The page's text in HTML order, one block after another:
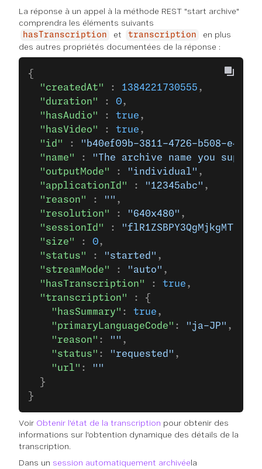
La réponse à un appel à la méthode REST "start archive"
comprendra les éléments suivants
hasTranscription et transcription
en plus
des autres propriétés documentées de la réponse :
{
  "createdAt"
: 1384221730555 ,
  "duration"
: 0,
  "hasAudio"
: true ,
  "hasVideo"
: true ,
  "id"
:
"b40ef09b-3811-4726-b508-
  "name"
:
"The archive name you
  "outputMode"
: "individual" ,
  "applicationId"
: "12345abc" ,
  "reason"
: "" ,
  "resolution"
: "640x480" ,
  "sessionId"
:
  "size"
: 0,
  "status"
: "started" ,
  "streamMode"
: "auto" ,
  "hasTranscription"
: true ,
  "transcription"
: {
    "hasSummary"
: true ,
    "primaryLanguageCode"
: "ja-JP" ,
    "reason"
: "" ,
    "status"
: "requested" ,
    "url"
:
""
  }
}
Voir Obtenir l'état de la transcription pour obtenir des
informations sur l'obtention dynamique des détails de la
transcription.
Dans un session automatiquement archivéela